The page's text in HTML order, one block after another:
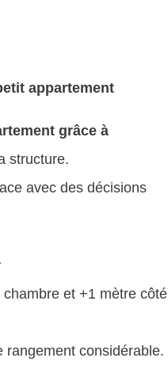
appartement
grâce à
structure.
avec des décisions
et +1 mètre côté
rangement considérable.